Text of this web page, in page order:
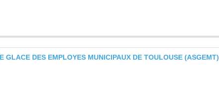
GLACE DES EMPLOYES MUNICIPAUX DE TOULOUSE (ASGEMT)